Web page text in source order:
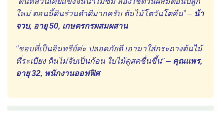
ใหม่ ตอนนี้ดินร่วนดำดีมากครับ ต้นไม้โตวันโตคืน” – น้า
จวบ, อายุ 50, เกษตรกรผสมผสาน
“ชอบที่เป็นอินทรีย์ค่ะ ปลอดภัยดี เอามาใส่กระถางต้นไม้
ที่ระเบียง ดินไม่จับเป็นก้อน ใบไม้ดูสดชื่นขึ้น” – คุณแพร,
อายุ 32, พนักงานออฟฟิศ